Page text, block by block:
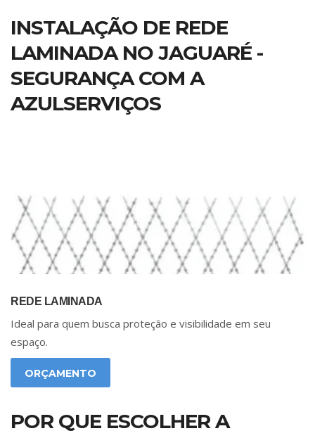
INSTALAÇÃO DE REDE
LAMINADA NO JAGUARÉ -
SEGURANÇA COM A
AZULSERVIÇOS
REDE LAMINADA
Ideal para quem busca proteção e visibilidade em seu
espaço.
ORÇAMENTO
POR QUE ESCOLHER A